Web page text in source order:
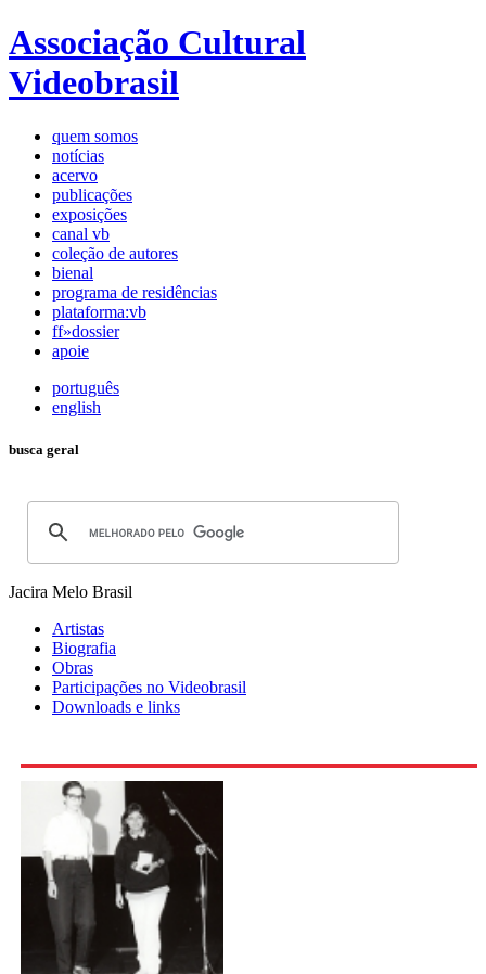
Associação Cultural
Videobrasil
quem somos
notícias
acervo
publicações
exposições
canal vb
coleção de autores
bienal
programa de residências
plataforma:vb
ff»dossier
apoie
português
english
busca geral
Jacira Melo Brasil
Artistas
Biografia
Obras
Participações no Videobrasil
Downloads e links